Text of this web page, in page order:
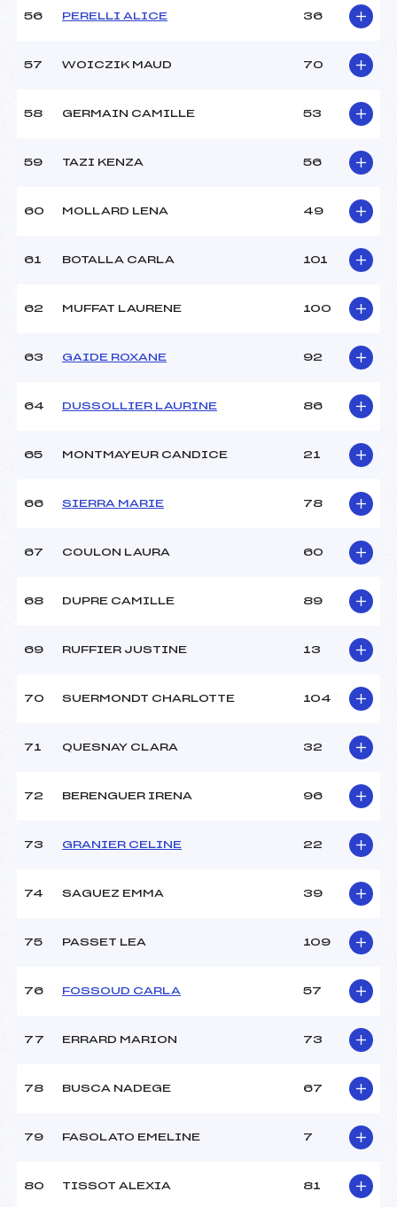
56 PERELLI ALICE 36
57 WOICZIK MAUD 70
58 GERMAIN CAMILLE 53
59 TAZI KENZA 56
60 MOLLARD LENA 49
61 BOTALLA CARLA 101
62 MUFFAT LAURENE 100
63 GAIDE ROXANE 92
64 DUSSOLLIER LAURINE 86
65 MONTMAYEUR CANDICE 21
66 SIERRA MARIE 78
67 COULON LAURA 60
68 DUPRE CAMILLE 89
69 RUFFIER JUSTINE 13
70 SUERMONDT CHARLOTTE 104
71 QUESNAY CLARA 32
72 BERENGUER IRENA 96
73 GRANIER CELINE 22
74 SAGUEZ EMMA 39
75 PASSET LEA 109
76 FOSSOUD CARLA 57
77 ERRARD MARION 73
78 BUSCA NADEGE 67
79 FASOLATO EMELINE 7
80 TISSOT ALEXIA 81